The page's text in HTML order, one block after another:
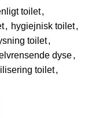
toilet,
, hygiejnisk toilet,
toilet,
dyse,
toilet,